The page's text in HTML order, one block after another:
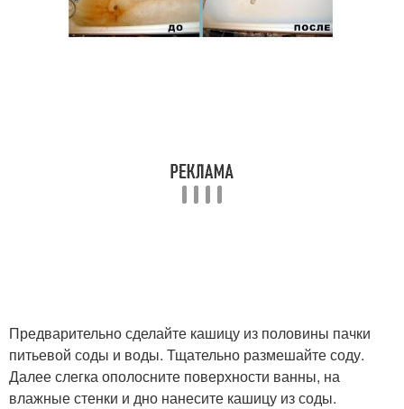
Предварительно сделайте кашицу из половины пачки
питьевой соды и воды. Тщательно размешайте соду.
Далее слегка ополосните поверхности ванны, на
влажные стенки и дно нанесите кашицу из соды.